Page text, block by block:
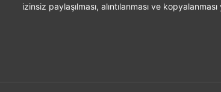
izinsiz paylaşılması, alıntılanması ve